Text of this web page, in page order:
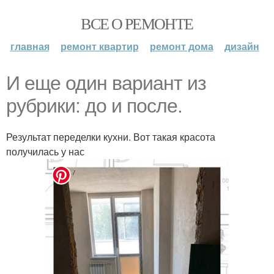
ВСЕ О РЕМОНТЕ
главная ремонт квартир ремонт дома дизайн
И еще один вариант из
рубрики: до и после.
Результат переделки кухни. Вот такая красота
получилась у нас